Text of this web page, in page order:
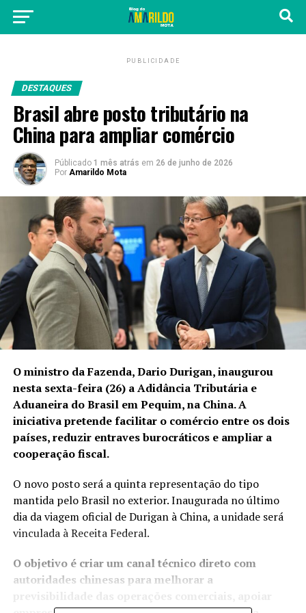
PUBLICIDADE
DESTAQUES
Brasil abre posto tributário na
China para ampliar comércio
Públicado 1 mês atrás em 26 de junho de 2026
Por Amarildo Mota
O ministro da Fazenda, Dario Durigan, inaugurou
nesta sexta-feira (26) a Adidância Tributária e
Aduaneira do Brasil em Pequim, na China. A
iniciativa pretende facilitar o comércio entre os dois
países, reduzir entraves burocráticos e ampliar a
cooperação fiscal.
O novo posto será a quinta representação do tipo
mantida pelo Brasil no exterior. Inaugurada no último
dia da viagem oficial de Durigan à China, a unidade será
vinculada à Receita Federal.
O objetivo é criar um canal técnico direto com
autoridades chinesas para melhorar a